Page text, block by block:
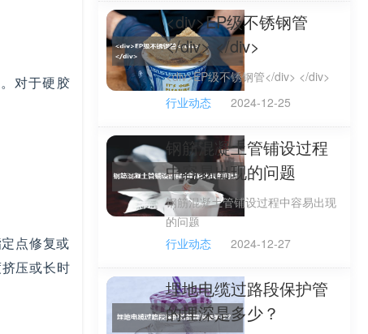
对于硬胶
点修复或
压或长时
<div>EP级不锈钢管
</div> </div>
<div>EP级不锈钢管</div> </div>
行业动态
2024-12-25
钢筋混凝土管铺设过程
中容易出现的问题
钢筋混凝土管铺设过程中容易出现
的问题
行业动态
2024-12-27
埋地电缆过路段保护管
的埋深是多少？